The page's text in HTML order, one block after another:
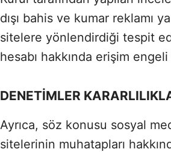
dışı bahis ve kumar reklamı
sitelere yönlendirdiği tespit
hesabı hakkında erişim
DENETİMLER
Ayrıca, söz konusu sosyal
sitelerinin muhatapları